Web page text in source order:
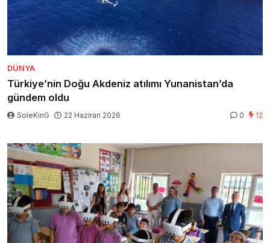
DÜNYA
Türkiye’nin Doğu Akdeniz atılımı Yunanistan’da
gündem oldu
SoleKinG 22 Haziran 2026 0 12